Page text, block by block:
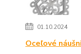
01.10.2024
Oceľové